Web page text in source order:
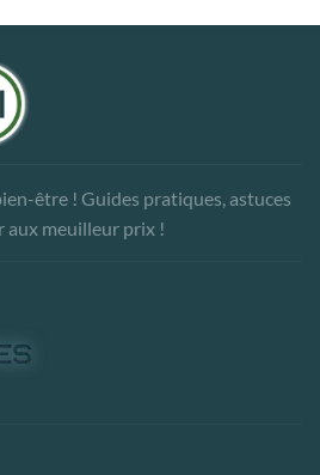
être ! Guides pratiques, astuces
aux meuilleur prix !